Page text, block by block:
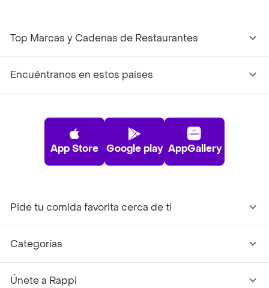
Top Marcas y Cadenas de Restaurantes
Encuéntranos en estos países
App Store Google play AppGallery
Pide tu comida favorita cerca de ti
Categorías
Únete a Rappi